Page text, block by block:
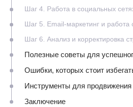
Шаг 4. Работа в социальных
Шаг 5. Email-маркетинг и работа
Шаг 6. Анализ и корректировка
Полезные советы для
Ошибки, которых стоит
Инструменты для продвижения
Заключение